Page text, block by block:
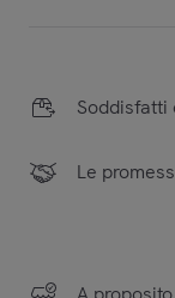
Soddisfatti
Le